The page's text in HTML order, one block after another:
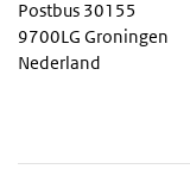
Postbus 30155
9700LG Groningen
Nederland